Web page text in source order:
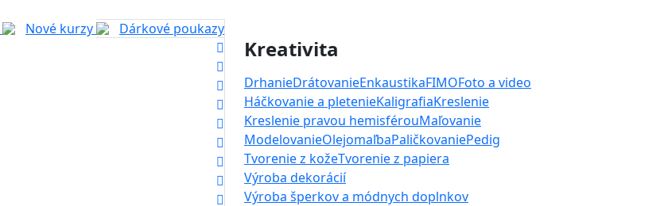
Nové kurzy
Dárkové poukazy
Kreativita
DrhanieDrátovanieEnkaustikaFIMOFoto a video
Háčkovanie a pletenieKaligrafiaKreslenie
Kreslenie pravou hemisférouMaľovanie
ModelovanieOlejomaľbaPaličkovaniePedig
Tvorenie z kožeTvorenie z papiera
Výroba dekorácií
Výroba šperkov a módnych doplnkov